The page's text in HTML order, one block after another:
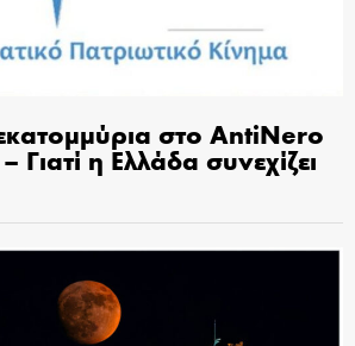
στο AntiNero
η Ελλάδα συνεχίζει